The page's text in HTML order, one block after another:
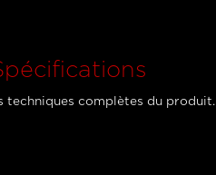
techniques complètes du produit.